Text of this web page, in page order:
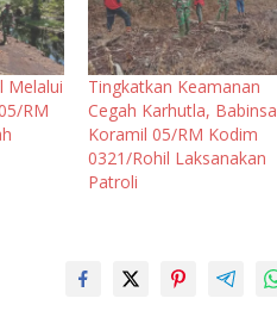
Melalui
RM
Tingkatkan Keamanan
Cegah Karhutla, Babinsa
Koramil 05/RM Kodim
0321/Rohil Laksanakan
Patroli